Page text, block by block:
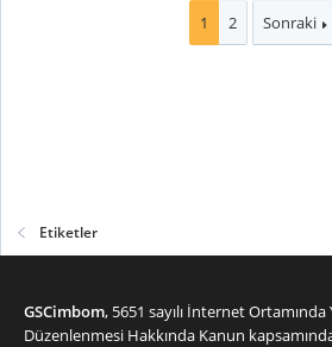
1 2 Sonraki
Etiketler
GSCimbom, 5651 sayılı İnternet Ortamında
Düzenlenmesi Hakkında Kanun